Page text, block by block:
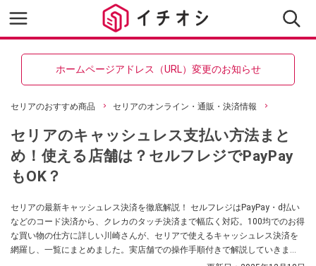
ホームページアドレス（URL）変更のお知らせ
セリアのおすすめ商品 セリアのオンライン・通販・決済情報
セリアのキャッシュレス支払い方法まと
め！使える店舗は？セルフレジでPayPay
もOK？
セリアの最新キャッシュレス決済を徹底解説！ セルフレジはPayPay・d払い
などのコード決済から、クレカのタッチ決済まで幅広く対応。100均でのお得
な買い物の仕方に詳しい川崎さんが、セリアで使えるキャッシュレス決済を
網羅し、一覧にまとめました。実店舗での操作手順付きで解説していきま